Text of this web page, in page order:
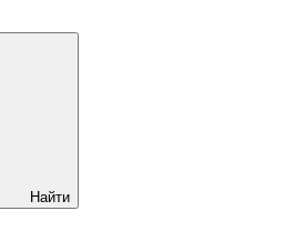
Найти